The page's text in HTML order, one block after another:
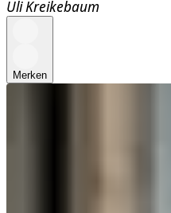
Uli Kreikebaum
Merken